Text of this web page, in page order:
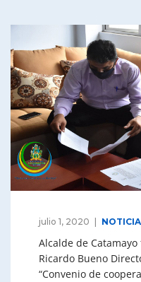
julio 1, 2020
Alcalde de
Ricardo Bueno
“Convenio de